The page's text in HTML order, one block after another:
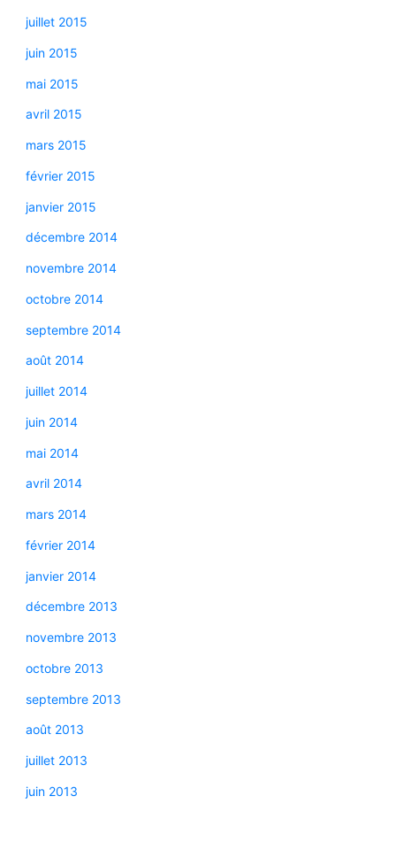
juillet 2015
juin 2015
mai 2015
avril 2015
mars 2015
février 2015
janvier 2015
décembre 2014
novembre 2014
octobre 2014
septembre 2014
août 2014
juillet 2014
juin 2014
mai 2014
avril 2014
mars 2014
février 2014
janvier 2014
décembre 2013
novembre 2013
octobre 2013
septembre 2013
août 2013
juillet 2013
juin 2013